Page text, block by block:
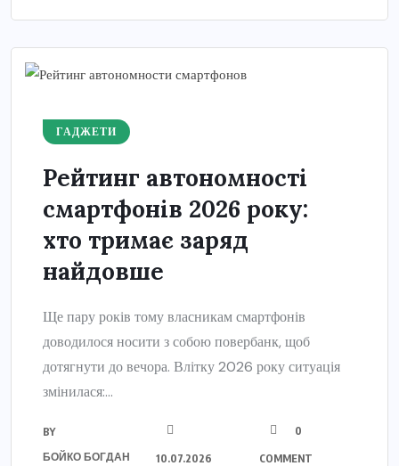
ГАДЖЕТИ
Рейтинг автономності
смартфонів 2026 року:
хто тримає заряд
найдовше
Ще пару років тому власникам смартфонів
доводилося носити з собою повербанк, щоб
дотягнути до вечора. Влітку 2026 року ситуація
змінилася:...
BY
БОЙКО БОГДАН
10.07.2026
0
COMMENT